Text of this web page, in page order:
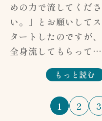
めの力で流してくださ
い。」とお願いしてス
タートしたのですが、
全身流してもらって終
わった後は、座ってい
ると“巡っている”感覚
があって心地よいで
す。 私は肩、首のコ
もっと読む
1 2 3